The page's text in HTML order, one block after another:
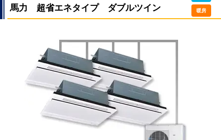
馬力 超省エネタイプ ダブルツイン
暖房